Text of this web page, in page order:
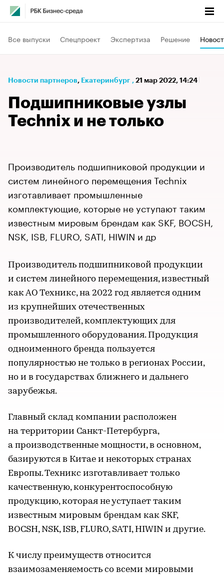
Все выпуски Спецпроект Экспертиза Решение
Новости партнеров⁠, Екатеринбург , 21 мар 2022, 14:24
Подшипниковые узлы
Technix и не только
Производитель подшипниковой продукции и
систем линейного перемещения Technix
изготавливает промышленные
комплектующие, которые не уступают таким
известным мировым брендам как SKF, BOCSH,
NSK, ISB, FLURO, SATI, HIWIN и др
Производитель подшипниковой продукции
и систем линейного перемещения, известный
как АО Техникс, на 2022 год является одним
из крупнейших отечественных
производителей, комплектующих для
промышленного оборудования. Продукция
одноименного бренда пользуется
популярностью не только в регионах России,
но и в государствах ближнего и дальнего
зарубежья.
Главный склад компании расположен
на территории Санкт-Петербурга,
а производственные мощности, в основном,
базируются в Китае и некоторых странах
Европы. Техникс изготавливает только
качественную, конкурентоспособную
продукцию, которая не уступает таким
известным мировым брендам как SKF,
BOCSH, NSK, ISB, FLURO, SATI, HIWIN и другие.
К числу преимуществ относится
взаимозаменяемость со всеми мировыми